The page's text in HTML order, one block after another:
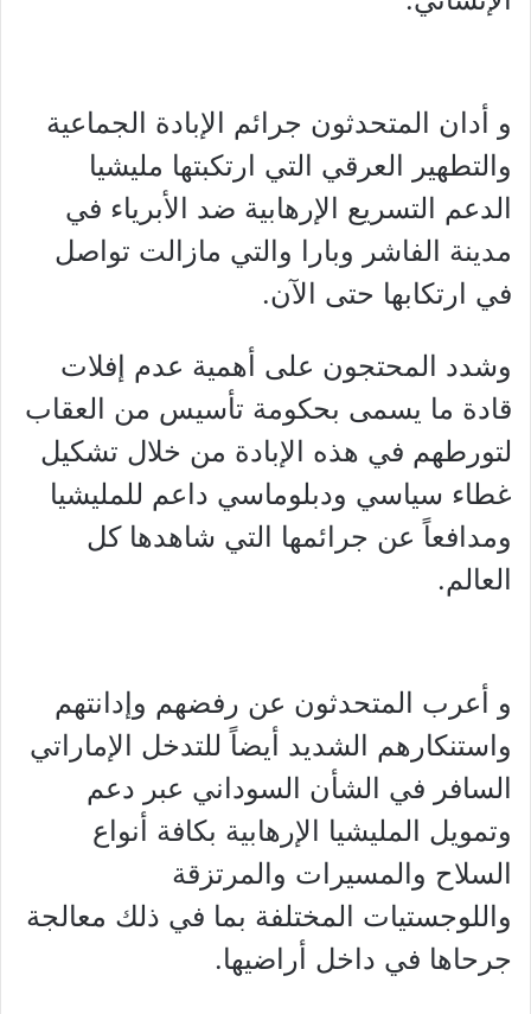
و ⁠أدان المتحدثون جرائم الإبادة الجماعية
والتطهير العرقي التي ارتكبتها مليشيا
الدعم التسريع الإرهابية ضد الأبرياء في
مدينة الفاشر وبارا والتي مازالت تواصل
في ارتكابها حتى الآن.
⁠وشدد المحتجون على أهمية عدم إفلات
قادة ما يسمى بحكومة تأسيس من العقاب
لتورطهم في هذه الإبادة من خلال تشكيل
غطاء سياسي ودبلوماسي داعم للمليشيا
ومدافعاً عن جرائمها التي شاهدها كل
العالم.
و ⁠أعرب المتحدثون عن رفضهم وإدانتهم
واستنكارهم الشديد أيضاً للتدخل الإماراتي
السافر في الشأن السوداني عبر دعم
وتمويل المليشيا الإرهابية بكافة أنواع
السلاح والمسيرات والمرتزقة
واللوجستيات المختلفة بما في ذلك معالجة
جرحاها في داخل أراضيها.